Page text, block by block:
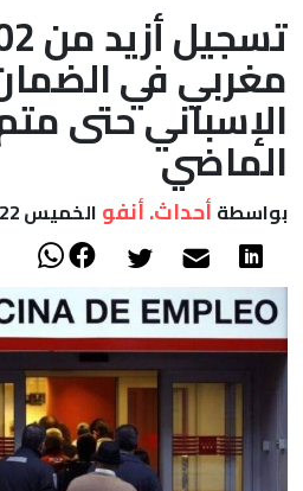
الصحراء مغربي في
الإسباني حتى
الماضي
بواسطة أحداث. أنفو الخميس 22 ديسمبر, 2022 - 18:58